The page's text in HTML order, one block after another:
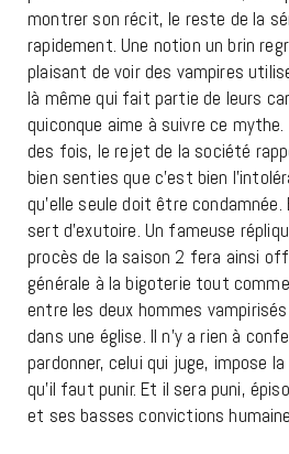
montrer son récit, le reste de la
rapidement. Une notion un brin
plaisant de voir des vampires
là même qui fait partie de leurs
quiconque aime à suivre ce
des fois, le rejet de la société
bien senties que c’est bien
qu’elle seule doit être condamnée.
sert d’exutoire. Un fameuse
procès de la saison 2 fera ainsi
générale à la bigoterie tout
entre les deux hommes
dans une église. Il n’y a rien à
pardonner, celui qui juge, impose
qu’il faut punir. Et il sera puni,
et ses basses convictions